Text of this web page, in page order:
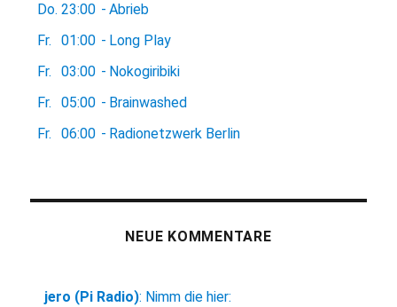
Do. 23:00 - Abrieb
Fr.
01:00 - Long Play
Fr.
03:00 - Nokogiribiki
Fr.
05:00 - Brainwashed
Fr.
06:00 - Radionetzwerk Berlin
NEUE KOMMENTARE
jero (Pi Radio): Nimm die hier: